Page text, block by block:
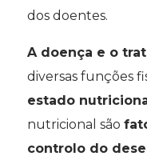
dos doentes.
A doença e o
diversas funções
estado
nutricional são
controlo do